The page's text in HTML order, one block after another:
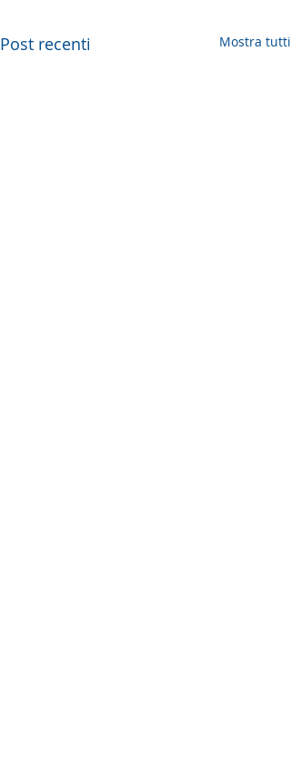
Post recenti Mostra tutti